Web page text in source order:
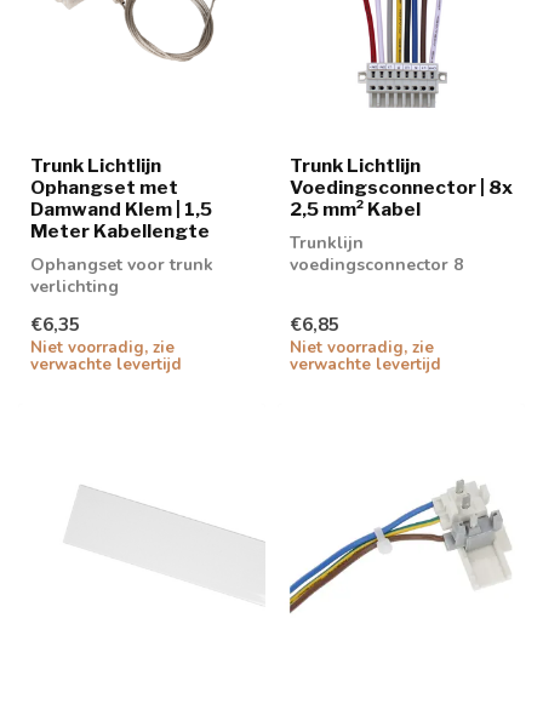
Trunk Lichtlijn
Ophangset met
Damwand Klem | 1,5
Meter Kabellengte
Ophangset voor trunk
verlichting
€6,35
Niet voorradig, zie
verwachte levertijd
Trunk Lichtlijn
Voedingsconnector | 8x
2,5 mm² Kabel
Trunklijn
voedingsconnector 8
€6,85
Niet voorradig, zie
verwachte levertijd